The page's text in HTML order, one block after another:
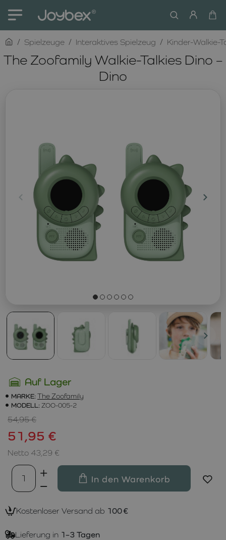
The Zoofamily Walkie-Talkies Dino –
Dino
homeSpielzeuge Interaktives Spielzeug Kinder-Walkie-
Auf Lager
MARKE: The Zoofamily
MODELL: ZOO-005-2
51,95 €
54,95 €
Netto 43,29 €
In den Warenkorb
Kostenloser Versand ab 100 €
Lieferung in 1–3 Tagen